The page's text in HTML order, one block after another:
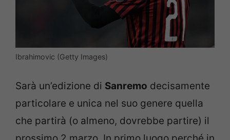
Ibrahimovic (Getty Images)
Sarà un’edizione di Sanremo decisamente
particolare e unica nel suo genere quella
che partirà (o almeno, dovrebbe partire) il